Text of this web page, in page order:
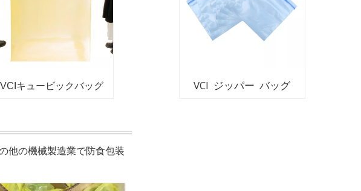
VCIキュービックバッグ VCI ジッパー バッグ
他の機械製造業で防食包装